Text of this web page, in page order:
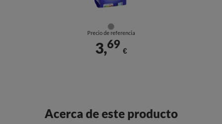
Precio de referencia
3,69
€
Acerca de este producto